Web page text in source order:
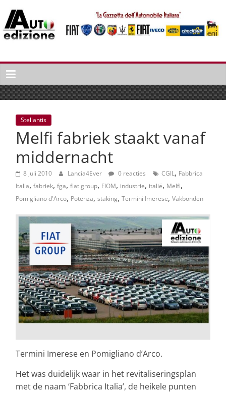
naar
inhoud
Auto
Edizione
La
Gazetta
dell'Automobile
Italiana
autonieuws
lifestyle
Stellantis
Melfi fabriek staakt vanaf
middernacht
8 juli 2010 Lancia4Ever 0 reacties CGIL, Fabbrica
Italia, fabriek, fga, fiat group, FIOM, industrie, italië, Melfi,
Pomigliano d'Arco, Potenza, staking, Termini Imerese, Vakbonden
Termini Imerese en Pomigliano d’Arco.
Het was duidelijk waar in het revitaliseringsplan
met de naam ‘Fabbrica Italia’, de heikele punten